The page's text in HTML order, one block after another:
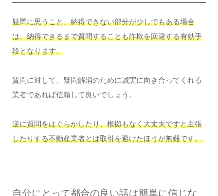
疑問に思うこと、納得できない部分が少しでもある場合
は、納得できるまで質問することも詐欺を回避する有効手
段となります。
質問に対して、疑問解消のために誠実に向き合ってくれる
業者であれば信頼して良いでしょう。
逆に質問をはぐらかしたり、根拠もなく大丈夫ですと主張
したりする不動産業者とは取引を避けたほうが無難です。
自分にとって都合の良い話は簡単に信じな